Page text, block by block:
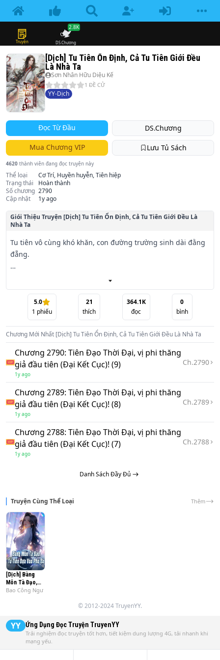
Truyện DS.Chương
2.8K
[Dịch] Tu Tiên Ổn Định, Cả Tu Tiên Giới Đều
Là Nhà Ta
Sơn Nhân Hữu Diệu Kế
1 ĐỀ CỬ
YY-Dịch
Đọc Từ Đầu DS.Chương
Mua Chương VIP Lưu Tủ Sách
4620 thành viên đang đọc truyện này
Thể loại
Cơ Trí, Huyền huyễn, Tiên hiệp
Trạng thái
Hoàn thành
Số chương 2790
Cập nhật
1y ago
Giói Thiệu Truyện [Dịch] Tu Tiên Ổn Định, Cả Tu Tiên Giới Đều Là
Nhà Ta
Tu tiên vô cùng khó khăn, con đường trường sinh dài đằng
đẵng.
Xuyên việt đến tu tiên giới, Thẩm Luyện mang theo một
bảng điều khiển có thể cảm ngộ, thận trọng bắt đầu con
đường tu hành của mình.
Vì muốn tránh khỏi sát kiếp, hắn có thể trốn thì trốn, có thể
chạy thì chạy, giấu bài tẩy, tu luyện độn thuật, luyện chế
phân thân, ẩn núp sau màn.
Trên thì lấy lòng Thiên Đạo, dưới thì trăm ngàn phân thân
tôi luyện.
Có việc thì phân thân ra mặt, không có việc thì bản tôn an
nhàn.
Mượn danh nghĩa đạo hữu lang bạt Tiên Linh giới, nhảy ra
ngoài tam giới, không ở trong ngũ hành, trảm thi thành
liên duệ ba địch kiếm cốt, bằng hư ngự phong tố thánh
hồn!
5.0
1 phiếu
21
thích
364.1K
đọc
0
bình
Chương Mới Nhất [Dịch] Tu Tiên Ổn Định, Cả Tu Tiên Giới Đều Là Nhà Ta
Chương 2790: Tiên Đạo Thời Đại, vị phi thăng
giả đầu tiên (Đại Kết Cục)! (9)
1y ago
Ch.2790
Chương 2789: Tiên Đạo Thời Đại, vị phi thăng
giả đầu tiên (Đại Kết Cục)! (8)
1y ago
Ch.2789
Chương 2788: Tiên Đạo Thời Đại, vị phi thăng
giả đầu tiên (Đại Kết Cục)! (7)
1y ago
Ch.2788
Danh Sách Đầy Đủ
Truyện Cùng Thể Loại Thêm
[Dịch] Bàng
Môn Tà Đạo,
Tu Tiên Dựa
Bao Công Ngư
© 2012-2024 TruyenYY.
YY Ứng Dụng Đọc Truyện TruyenYY
Trải nghiệm đọc truyện tốt hơn, tiết kiệm dung lượng 4G, tải nhanh khi
mạng yếu.